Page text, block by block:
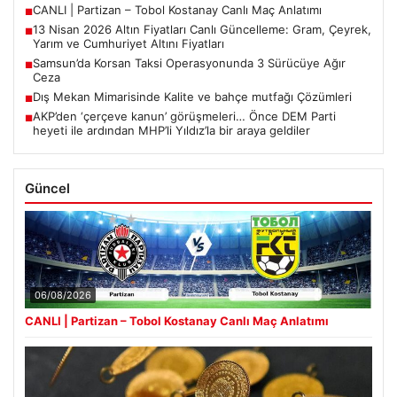
■CANLI | Partizan – Tobol Kostanay Canlı Maç Anlatımı
■13 Nisan 2026 Altın Fiyatları Canlı Güncelleme: Gram, Çeyrek,
Yarım ve Cumhuriyet Altını Fiyatları
■Samsun’da Korsan Taksi Operasyonunda 3 Sürücüye Ağır
Ceza
■Dış Mekan Mimarisinde Kalite ve bahçe mutfağı Çözümleri
■AKP’den ‘çerçeve kanun’ görüşmeleri… Önce DEM Parti
heyeti ile ardından MHP’li Yıldız’la bir araya geldiler
Güncel
06/08/2026
CANLI | Partizan – Tobol Kostanay Canlı Maç Anlatımı